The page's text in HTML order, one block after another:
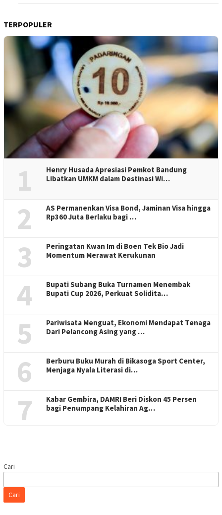
TERPOPULER
1
Henry Husada Apresiasi Pemkot Bandung
Libatkan UMKM dalam Destinasi Wi…
2
AS Permanenkan Visa Bond, Jaminan Visa hingga
Rp360 Juta Berlaku bagi …
3
Peringatan Kwan Im di Boen Tek Bio Jadi
Momentum Merawat Kerukunan
4
Bupati Subang Buka Turnamen Menembak
Bupati Cup 2026, Perkuat Solidita…
5
Pariwisata Menguat, Ekonomi Mendapat Tenaga
Dari Pelancong Asing yang …
6
Berburu Buku Murah di Bikasoga Sport Center,
Menjaga Nyala Literasi di…
7
Kabar Gembira, DAMRI Beri Diskon 45 Persen
bagi Penumpang Kelahiran Ag…
Cari
Cari